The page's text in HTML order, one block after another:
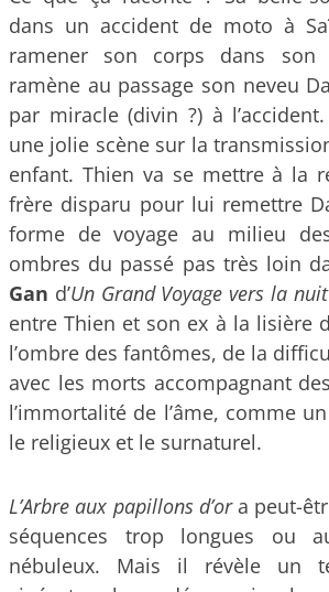
dans un accident de moto à
ramener son corps dans son
ramène au passage son neveu
par miracle (divin ?) à
une jolie scène sur la
enfant. Thien va se mettre à la
frère disparu pour lui remettre
forme de voyage au milieu
ombres du passé pas très loin
Gan d’Un Grand Voyage vers la nuit
entre Thien et son ex à la lisière
l’ombre des fantômes, de la
avec les morts accompagnant
l’immortalité de l’âme, comme
le religieux et le surnaturel.
L’Arbre aux papillons d’ora peut-
séquences trop longues ou
nébuleux. Mais il révèle un